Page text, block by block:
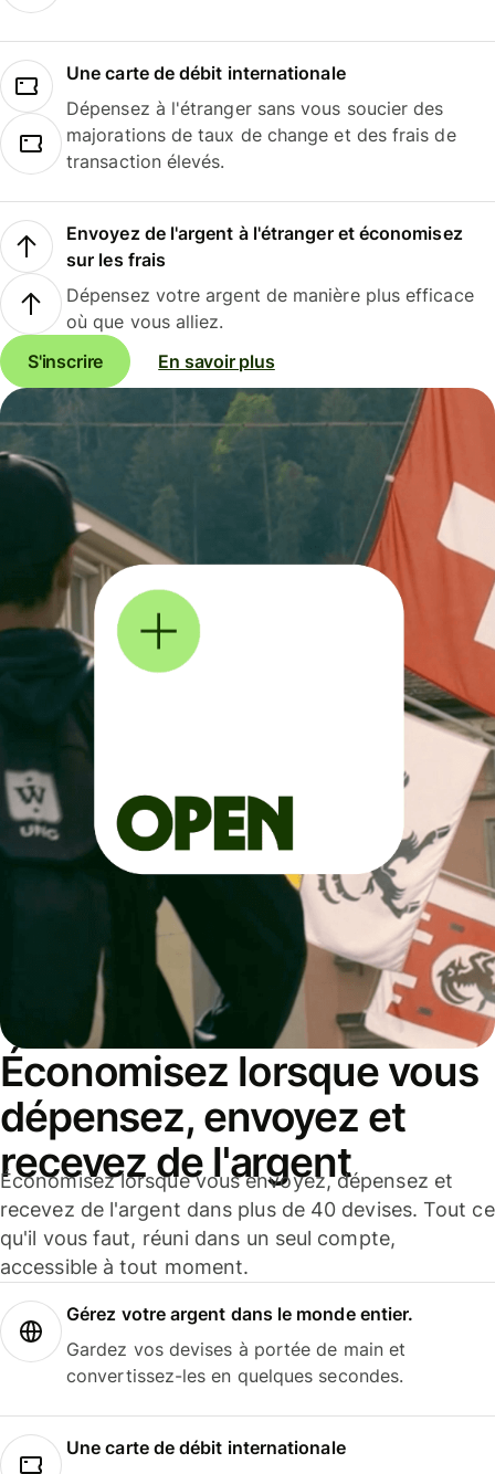
Une carte de débit internationale
Dépensez à l'étranger sans vous soucier des
majorations de taux de change et des frais de
transaction élevés.
Envoyez de l'argent à l'étranger et économisez
sur les frais
Dépensez votre argent de manière plus efficace
où que vous alliez.
S'inscrire
En savoir plus
Économisez lorsque vous
dépensez, envoyez et
recevez de l'argent
Économisez lorsque vous envoyez, dépensez et
recevez de l'argent dans plus de 40 devises. Tout ce
qu'il vous faut, réuni dans un seul compte,
accessible à tout moment.
Gérez votre argent dans le monde entier.
Gardez vos devises à portée de main et
convertissez-les en quelques secondes.
Une carte de débit internationale